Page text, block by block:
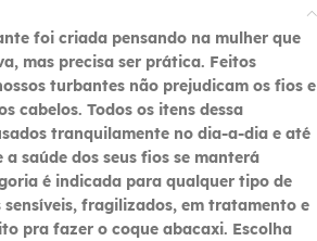
foi criada pensando na mulher que
mas precisa ser prática. Feitos
turbantes não prejudicam os fios e
cabelos. Todos os itens dessa
tranquilamente no dia-a-dia e até
saúde dos seus fios se manterá
é indicada para qualquer tipo de
sensíveis, fragilizados, em tratamento e
pra fazer o coque abacaxi. Escolha